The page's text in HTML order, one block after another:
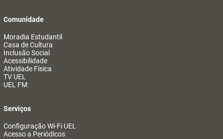
Comunidade
Moradia Estudantil
Casa de Cultura
Inclusão Social
Acessibilidade
Atividade Física
TV UEL
UEL FM
Serviços
Configuração Wi-Fi UEL
Acesso a Periódicos